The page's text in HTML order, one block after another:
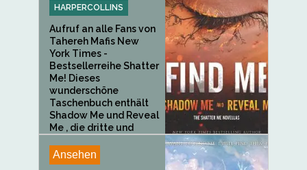
HARPERCOLLINS
Aufruf an alle Fans von
Tahereh Mafis New
York Times -
Bestsellerreihe Shatter
Me! Dieses
wunderschöne
Taschenbuch enthält
Shadow Me und Reveal
Me , die dritte und
Ansehen